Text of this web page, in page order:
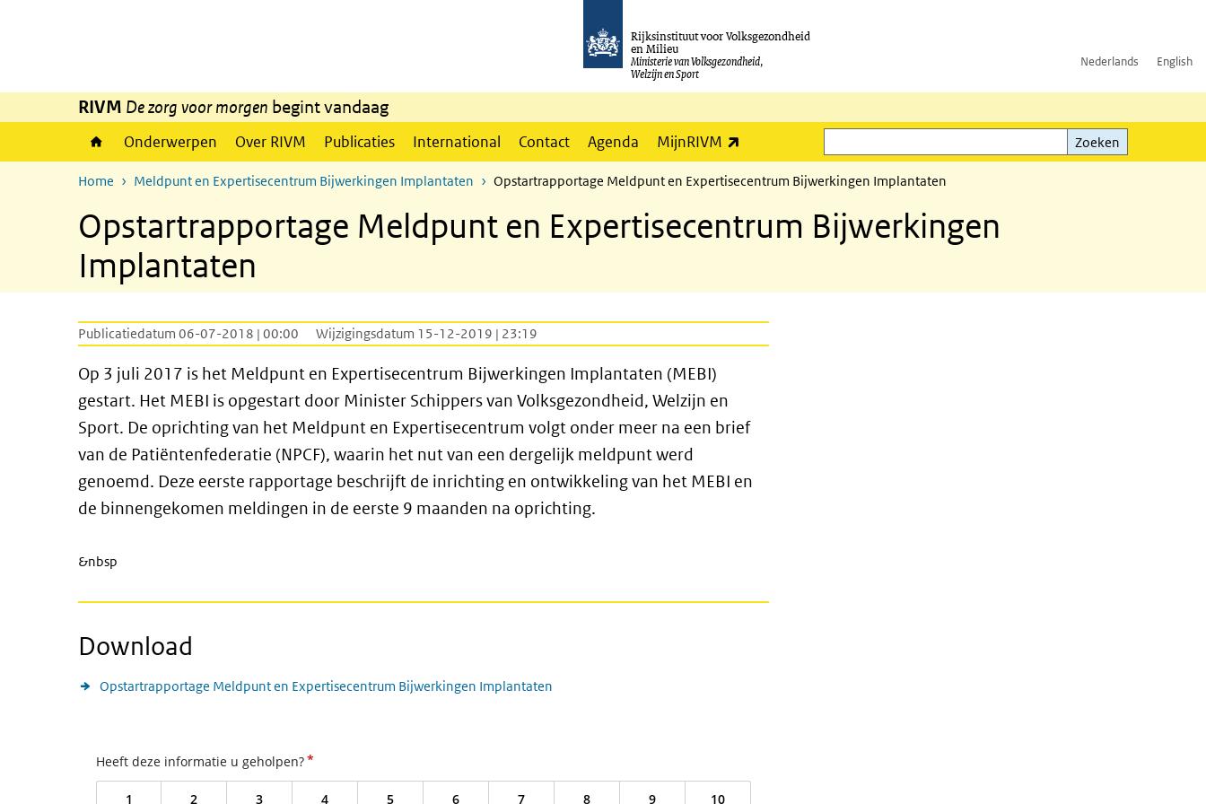
Rijksinstituut voor Volksgezondheid
en Milieu
Ministerie van Volksgezondheid,
Welzijn en Sport
Nederlands English
RIVM De zorg voor morgen begint vandaag
Onderwerpen Over RIVM Publicaties International Contact Agenda MijnRIVM
Zoeken
Zoeken
Home Meldpunt en Expertisecentrum Bijwerkingen Implantaten Opstartrapportage Meldpunt en Expertisecentrum Bijwerkingen Implantaten
Opstartrapportage Meldpunt en Expertisecentrum Bijwerkingen
Implantaten
Publicatiedatum 06-07-2018 | 00:00 Wijzigingsdatum 15-12-2019 | 23:19
Op 3 juli 2017 is het Meldpunt en Expertisecentrum Bijwerkingen Implantaten (MEBI)
gestart. Het MEBI is opgestart door Minister Schippers van Volksgezondheid, Welzijn en
Sport. De oprichting van het Meldpunt en Expertisecentrum volgt onder meer na een brief
van de Patiëntenfederatie (NPCF), waarin het nut van een dergelijk meldpunt werd
genoemd. Deze eerste rapportage beschrijft de inrichting en ontwikkeling van het MEBI en
de binnengekomen meldingen in de eerste 9 maanden na oprichting.
&nbsp
Download
Opstartrapportage Meldpunt en Expertisecentrum Bijwerkingen Implantaten
Heeft deze informatie u geholpen?*
1 2 3 4 5 6 7 8 9 10